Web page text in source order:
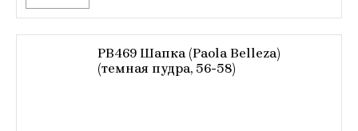
PB469 Шапка (Paola Belleza)
(темная пудра, 56-58)